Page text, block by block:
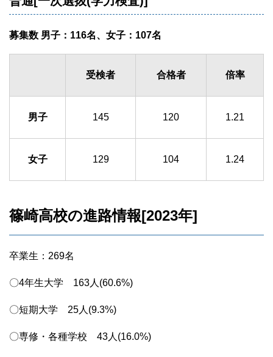
募集数 男子：116名、女子：107名
受検者 合格者 倍率
男子 145 120 1.21
女子 129 104 1.24
篠崎高校の進路情報[2023年]
卒業生：269名
〇4年生大学 163人(60.6%)
〇短期大学 25人(9.3%)
〇専修・各種学校 43人(16.0%)